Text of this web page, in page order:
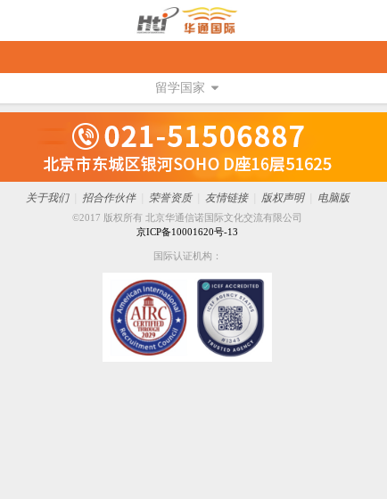
留学国家
关于我们 招合作伙伴 荣誉资质 友情链接 版权声明 电脑版
©2017 版权所有 北京华通信诺国际文化交流有限公司
京ICP备10001620号-13
国际认证机构：